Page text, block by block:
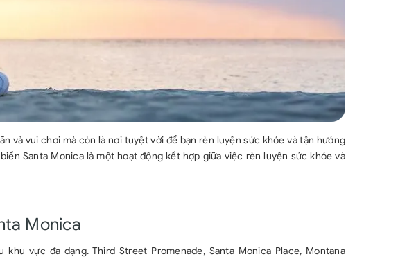
và vui chơi mà còn là nơi tuyệt vời để bạn rèn luyện sức khỏe và tận hưởng
Santa Monica là một hoạt động kết hợp giữa việc rèn luyện sức khỏe và
Monica
vực đa dạng. Third Street Promenade, Santa Monica Place, Montana